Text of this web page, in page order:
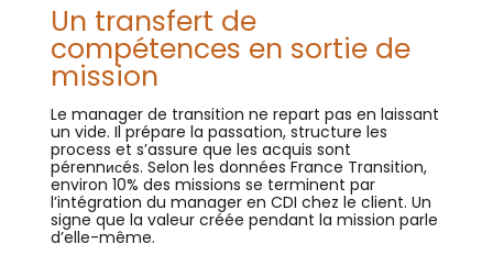
Un transfert de
compétences en sortie de
mission
Le manager de transition ne repart pas en laissant
un vide. Il prépare la passation, structure les
process et s’assure que les acquis sont
pérennисés. Selon les données France Transition,
environ 10% des missions se terminent par
l’intégration du manager en CDI chez le client. Un
signe que la valeur créée pendant la mission parle
d’elle-même.